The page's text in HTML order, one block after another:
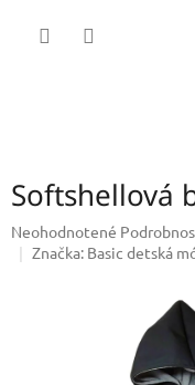
Softshellová
Priemerné
hodnotenie
Neohodnotené
Značka: Basic detská